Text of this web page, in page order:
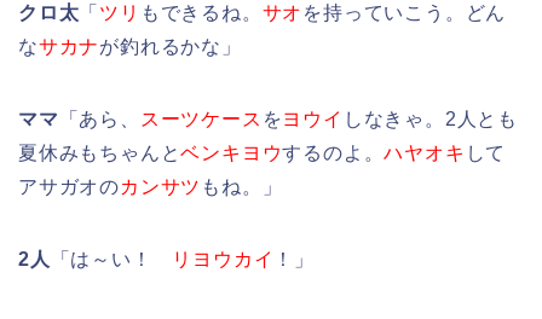
クロ太 「 ツリ もできるね。 サオ を持っていこう。どん
なサカナが釣れるかな」
ママ 「あら、 スーツケース をヨウイ しなきゃ。2人とも
夏休みもちゃんとベンキヨウするのよ。ハヤオキ して
アサガオのカンサツ もね。」
2人 「は～い！ リヨウカイ ！」